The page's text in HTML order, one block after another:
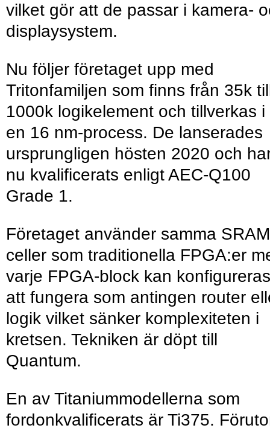
vilket gör att de passar i kamera-
displaysystem.
Nu följer företaget upp med
Tritonfamiljen som finns från 35k
1000k logikelement och tillverkas i
en 16 nm-process. De lanserades
ursprungligen hösten 2020 och
nu kvalificerats enligt AEC-Q100
Grade 1.
Företaget använder samma
celler som traditionella FPGA:er
varje FPGA-block kan konfigureras
att fungera som antingen router
logik vilket sänker komplexiteten i
kretsen. Tekniken är döpt till
Quantum.
En av Titaniummodellerna som
fordonkvalificerats är Ti375.